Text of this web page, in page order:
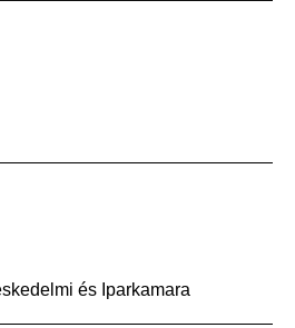
és Iparkamara